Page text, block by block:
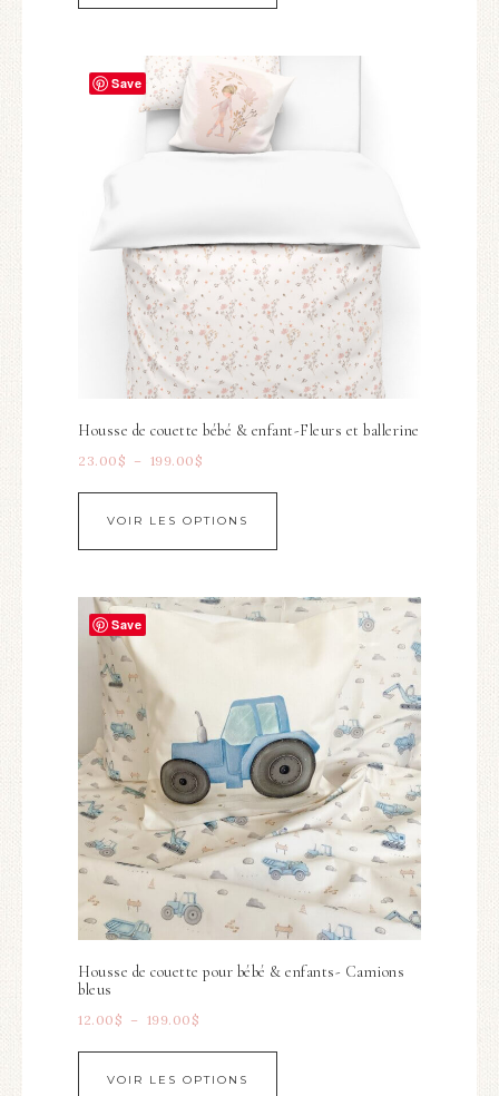
Save
Housse de couette bébé & enfant-Fleurs et ballerine
23.00 $ – 199.00 $
VOIR LES OPTIONS
Save
Housse de couette pour bébé & enfants- Camions
bleus
12.00 $ – 199.00 $
VOIR LES OPTIONS